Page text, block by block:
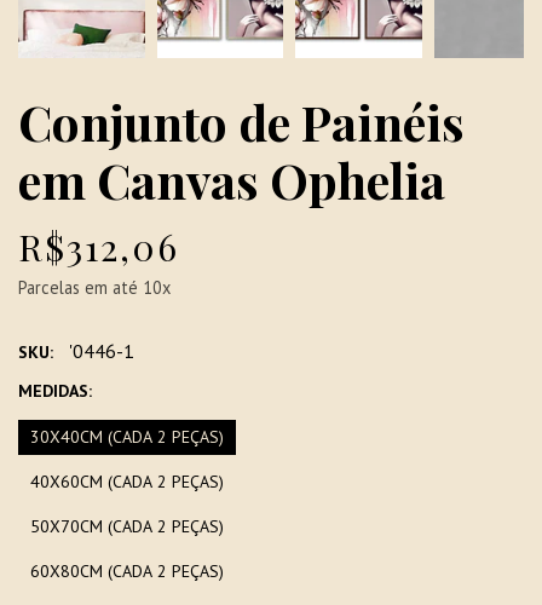
Conjunto de Painéis
em Canvas Ophelia
R$312,06
Parcelas em até 10x
SKU: '0446-1
MEDIDAS:
30X40CM (CADA 2 PEÇAS)
40X60CM (CADA 2 PEÇAS)
50X70CM (CADA 2 PEÇAS)
60X80CM (CADA 2 PEÇAS)